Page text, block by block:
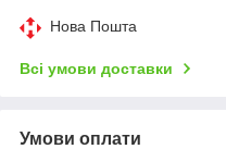
Нова Пошта
Всі умови доставки
Умови оплати